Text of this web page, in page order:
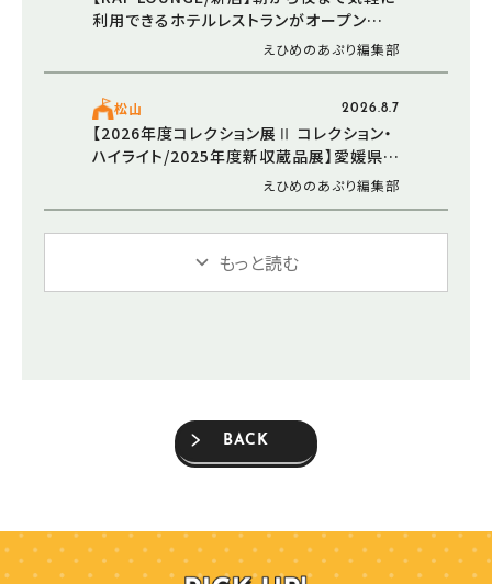
利用できるホテルレストランがオープン
（2026/5/30 愛媛/松山市）えひめのあぷり編集部
松山 2026.8.7
【2026年度コレクション展Ⅱ コレクション・
ハイライト/2025年度新収蔵品展】愛媛県美
術館で新たなアートと出会う感動のひとと
えひめのあぷり編集部
もっと読む
BACK